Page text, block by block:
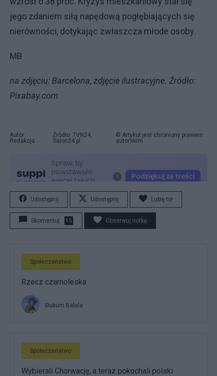
jego zdaniem siłą napędową pogłębiających się
nierówności, dotykając zwłaszcza młode osoby.
MB
na zdjęciu: Barcelona, zdjęcie ilustracyjne. Źródło:
Pixabay.com
Autor:
Redakcja
Źródło: TVN24,
Salon24.pl
© Artykuł jest chroniony prawem
autorskim.
Udostępnij Udostępnij Lubię to!
Skomentuj 15 Obserwuj notkę
Społeczeństwo
Rzecz czarnoleska
Siukum Balala
Społeczeństwo
Wybierali Chorwację, a teraz pokochali polski